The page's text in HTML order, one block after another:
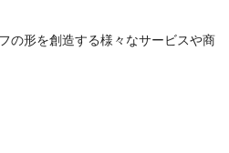
の形を創造する様々なサービスや商